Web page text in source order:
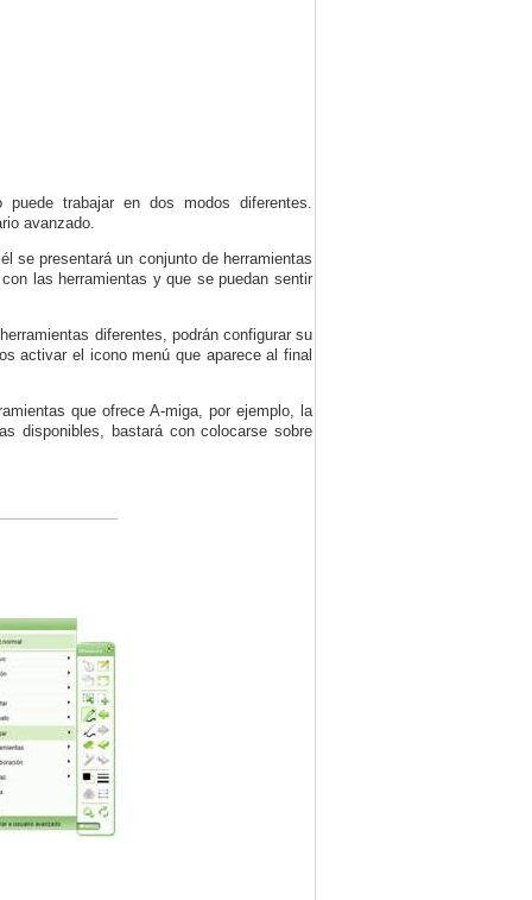
trabajar en dos modos diferentes.
avanzado.
se presentará un conjunto de herramientas
las herramientas y que se puedan sentir
diferentes, podrán configurar su
activar el icono menú que aparece al final
que ofrece A-miga, por ejemplo, la
disponibles, bastará con colocarse sobre